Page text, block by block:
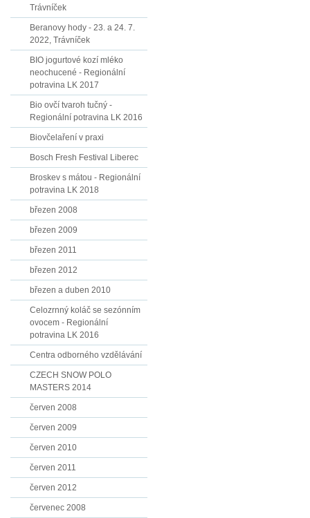
Trávníček
Beranovy hody - 23. a 24. 7.
2022, Trávníček
BIO jogurtové kozí mléko
neochucené - Regionální
potravina LK 2017
Bio ovčí tvaroh tučný -
Regionální potravina LK 2016
Biovčelaření v praxi
Bosch Fresh Festival Liberec
Broskev s mátou - Regionální
potravina LK 2018
březen 2008
březen 2009
březen 2011
březen 2012
březen a duben 2010
Celozrnný koláč se sezónním
ovocem - Regionální
potravina LK 2016
Centra odborného vzdělávání
CZECH SNOW POLO
MASTERS 2014
červen 2008
červen 2009
červen 2010
červen 2011
červen 2012
červenec 2008